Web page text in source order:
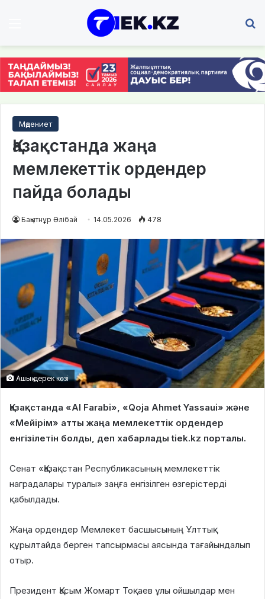
Мәдениет
Қазақстанда жаңа
мемлекеттік ордендер
пайда болады
Бақытнұр Әлібай 14.05.2026 478
Ашық дерек көзі
Қазақстанда «AI Farabi», «Qoja Ahmet Yassaui» және
«Мейірім» атты жаңа мемлекеттік ордендер
енгізілетін болды, деп хабарлады tiek.kz порталы.
Сенат «Қазақстан Республикасының мемлекеттік
наградалары туралы» заңға енгізілген өзгерістерді
қабылдады.
Жаңа ордендер Мемлекет басшысының Ұлттық
құрылтайда берген тапсырмасы аясында тағайындалып
отыр.
Президент Қасым Жомарт Тоқаев ұлы ойшылдар мен